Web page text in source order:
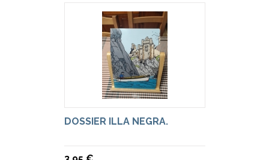
DOSSIER ILLA NEGRA.